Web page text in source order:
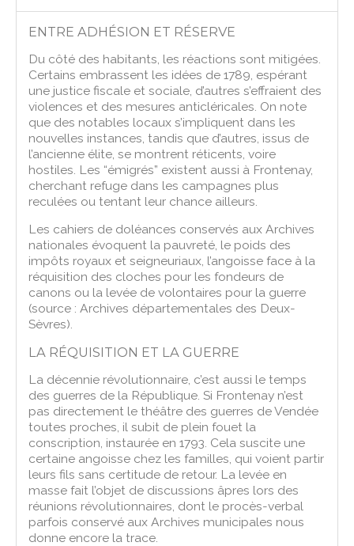
ENTRE ADHÉSION ET RÉSERVE
Du côté des habitants, les réactions sont mitigées.
Certains embrassent les idées de 1789, espérant
une justice fiscale et sociale, d’autres s’effraient des
violences et des mesures anticléricales. On note
que des notables locaux s’impliquent dans les
nouvelles instances, tandis que d’autres, issus de
l’ancienne élite, se montrent réticents, voire
hostiles. Les “émigrés” existent aussi à Frontenay,
cherchant refuge dans les campagnes plus
reculées ou tentant leur chance ailleurs.
Les cahiers de doléances conservés aux Archives
nationales évoquent la pauvreté, le poids des
impôts royaux et seigneuriaux, l’angoisse face à la
réquisition des cloches pour les fondeurs de
canons ou la levée de volontaires pour la guerre
(source : Archives départementales des Deux-
Sèvres).
LA RÉQUISITION ET LA GUERRE
La décennie révolutionnaire, c’est aussi le temps
des guerres de la République. Si Frontenay n’est
pas directement le théâtre des guerres de Vendée
toutes proches, il subit de plein fouet la
conscription, instaurée en 1793. Cela suscite une
certaine angoisse chez les familles, qui voient partir
leurs fils sans certitude de retour. La levée en
masse fait l’objet de discussions âpres lors des
réunions révolutionnaires, dont le procès-verbal
parfois conservé aux Archives municipales nous
donne encore la trace.